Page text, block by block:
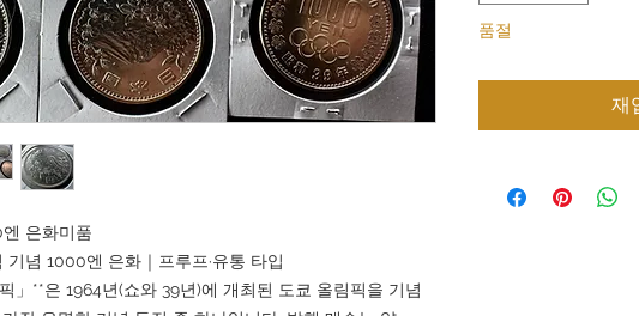
은화미품
기념 1000엔 은화｜프루프·유통 타입
」**은 1964년(쇼와 39년)에 개최된 도쿄 올림픽을 기념
품절
재